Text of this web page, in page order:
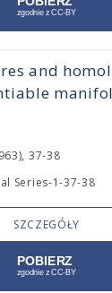
and
37-38
Series-1-37-38
SZCZEGÓŁY